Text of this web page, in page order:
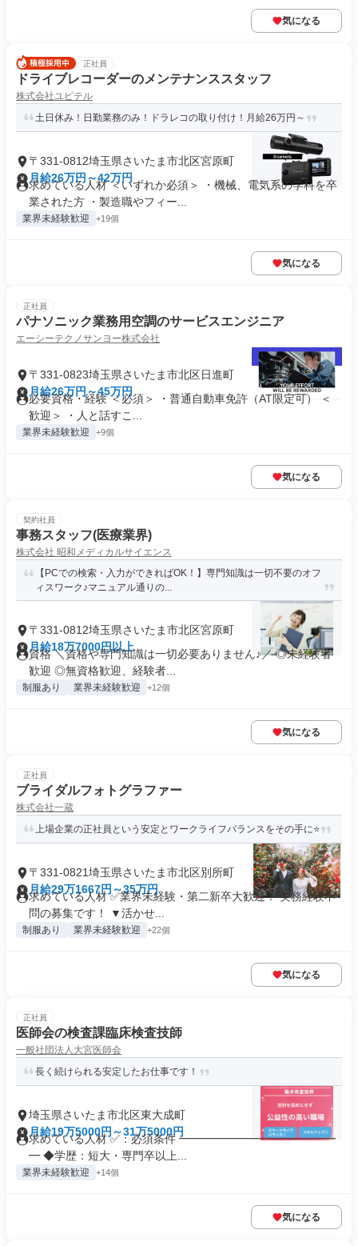
気になる
正社員
ドライブレコーダーのメンテナンススタッフ
株式会社ユピテル
土日休み！日勤業務のみ！ドラレコの取り付け！月給26万円～
〒331-0812埼玉県さいたま市北区宮原町
月給26万円～42万円
求めている人材 ＜いずれか必須＞ ・機械、電気系の学科を卒
業された方 ・製造職やフィー...
業界未経験歓迎 +19個
気になる
正社員
パナソニック業務用空調のサービスエンジニア
エーシーテクノサンヨー株式会社
〒331-0823埼玉県さいたま市北区日進町
月給26万円～45万円
必要資格・経験 ＜必須＞ ・普通自動車免許（AT限定可） ＜
歓迎＞ ・人と話すこ...
業界未経験歓迎 +9個
気になる
契約社員
事務スタッフ(医療業界)
株式会社 昭和メディカルサイエンス
【PCでの検索・入力ができればOK！】専門知識は一切不要のオフ
ィスワーク♪マニュアル通りの...
〒331-0812埼玉県さいたま市北区宮原町
月給18万7000円以上
資格 ＼資格や専門知識は一切必要ありません♪／ ◎未経験者
歓迎 ◎無資格歓迎、経験者...
制服あり 業界未経験歓迎 +12個
気になる
正社員
ブライダルフォトグラファー
株式会社一蔵
上場企業の正社員という安定とワークライフバランスをその手に⭐
〒331-0821埼玉県さいたま市北区別所町
月給29万1667円～35万円
求めている人材 ✅業界未経験・第二新卒大歓迎！ 実務経験不
問の募集です！ ▼活かせ...
制服あり 業界未経験歓迎 +22個
気になる
正社員
医師会の検査課臨床検査技師
一般社団法人大宮医師会
長く続けられる安定したお仕事です！
埼玉県さいたま市北区東大成町
月給19万5000円～31万5000円
求めている人材 ✅：必須条件 ━━━━━━━━━━━━━━
━ ◆学歴：短大・専門卒以上...
業界未経験歓迎 +14個
気になる